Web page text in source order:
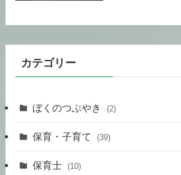
カテゴリー
ぼくのつぶやき (2)
保育・子育て (39)
保育士 (10)